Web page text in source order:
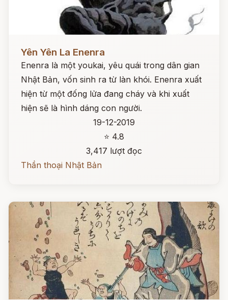
Yên Yên La Enenra
Enenra là một youkai, yêu quái trong dân gian
Nhật Bản, vốn sinh ra từ làn khói. Enenra xuất
hiện từ một đống lửa đang cháy và khi xuất
hiện sẽ là hình dáng con người.
19-12-2019
⭐ 4.8
3,417 lượt đọc
Thần thoại Nhật Bản